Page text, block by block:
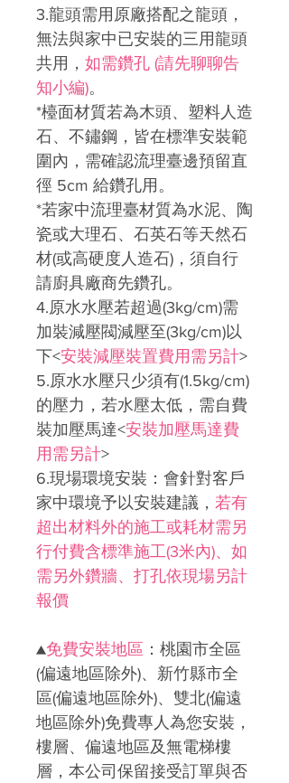
3.龍頭需用原廠搭配之龍頭，
無法與家中已安裝的三用龍頭
共用， 如需鑽孔 (請先聊聊告
知小編)。
*檯面材質若為木頭、塑料人造
石、不鏽鋼，皆在標準安裝範
圍內，需確認流理臺邊預留直
徑 5cm 給鑽孔用。
*若家中流理臺材質為水泥、陶
瓷或大理石、石英石等天然石
材(或高硬度人造石)，須自行
請廚具廠商先鑽孔。
4.原水水壓若超過(3kg/cm)需
加裝減壓閥減壓至(3kg/cm)以
下<安裝減壓裝置費用需另計>
5.原水水壓只少須有(1.5kg/cm)
的壓力，若水壓太低，需自費
裝加壓馬達<安裝加壓馬達費
用需另計>
6.現場環境安裝：會針對客戶
家中環境予以安裝建議， 若有
超出材料外的施工或耗材需另
行付費含標準施工(3米內)、如
需另外鑽牆、打孔依現場另計
報價
▲免費安裝地區 ： 桃園市全區
(偏遠地區除外)、新竹縣市全
區(偏遠地區除外)、雙北(偏遠
地區除外)免費專人為您安裝，
樓層、偏遠地區及無電梯樓
層，本公司保留接受訂單與否